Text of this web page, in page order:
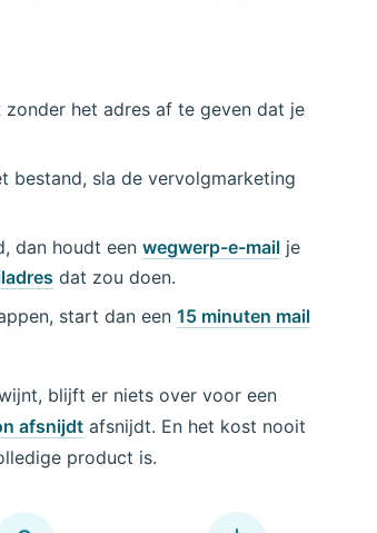
zonder het adres af te geven dat je
bestand, sla de vervolgmarketing
dan houdt een wegwerp-e-mailje
dat zou doen.
start dan een 15 minuten mail
blijft er niets over voor een
afsnijdt afsnijdt. En het kost nooit
product is.